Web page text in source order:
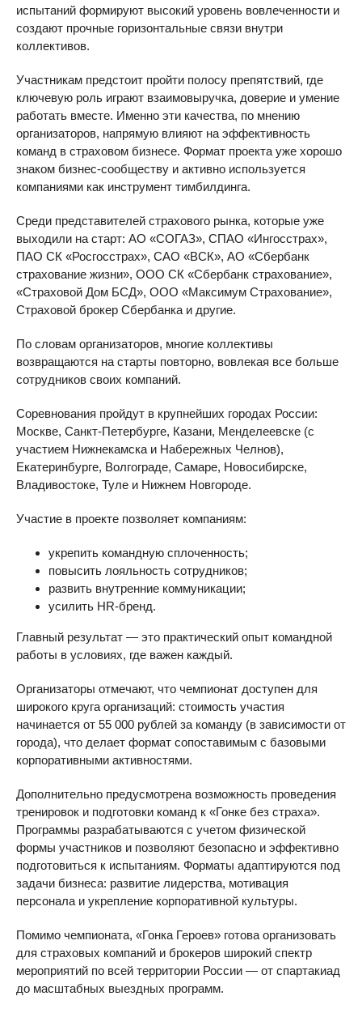
испытаний формируют высокий уровень вовлеченности и
создают прочные горизонтальные связи внутри
коллективов.
Участникам предстоит пройти полосу препятствий, где
ключевую роль играют взаимовыручка, доверие и умение
работать вместе. Именно эти качества, по мнению
организаторов, напрямую влияют на эффективность
команд в страховом бизнесе. Формат проекта уже хорошо
знаком бизнес-сообществу и активно используется
компаниями как инструмент тимбилдинга.
Среди представителей страхового рынка, которые уже
выходили на старт: АО «СОГАЗ», СПАО «Ингосстрах»,
ПАО СК «Росгосстрах», САО «ВСК», АО «Сбербанк
страхование жизни», ООО СК «Сбербанк страхование»,
«Страховой Дом БСД», ООО «Максимум Страхование»,
Страховой брокер Сбербанка и другие.
По словам организаторов, многие коллективы
возвращаются на старты повторно, вовлекая все больше
сотрудников своих компаний.
Соревнования пройдут в крупнейших городах России:
Москве, Санкт-Петербурге, Казани, Менделеевске (с
участием Нижнекамска и Набережных Челнов),
Екатеринбурге, Волгограде, Самаре, Новосибирске,
Владивостоке, Туле и Нижнем Новгороде.
Участие в проекте позволяет компаниям:
укрепить командную сплоченность;
повысить лояльность сотрудников;
развить внутренние коммуникации;
усилить HR-бренд.
Главный результат — это практический опыт командной
работы в условиях, где важен каждый.
Организаторы отмечают, что чемпионат доступен для
широкого круга организаций: стоимость участия
начинается от 55 000 рублей за команду (в зависимости от
города), что делает формат сопоставимым с базовыми
корпоративными активностями.
Дополнительно предусмотрена возможность проведения
тренировок и подготовки команд к «Гонке без страха».
Программы разрабатываются с учетом физической
формы участников и позволяют безопасно и эффективно
подготовиться к испытаниям. Форматы адаптируются под
задачи бизнеса: развитие лидерства, мотивация
персонала и укрепление корпоративной культуры.
Помимо чемпионата, «Гонка Героев» готова организовать
для страховых компаний и брокеров широкий спектр
мероприятий по всей территории России — от спартакиад
до масштабных выездных программ.